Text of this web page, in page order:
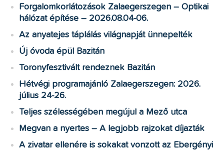
Forgalomkorlátozások Zalaegerszegen – Optikai
hálózat építése – 2026.08.04-06.
Az anyatejes táplálás világnapját ünnepelték
Új óvoda épül Bazitán
Toronyfesztivált rendeznek Bazitán
Hétvégi programajánló Zalaegerszegen: 2026.
július 24-26.
Teljes szélességében megújul a Mező utca
Megvan a nyertes – A legjobb rajzokat díjazták
A zivatar ellenére is sokakat vonzott az Ebergényi